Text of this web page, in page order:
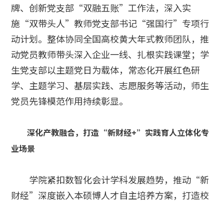
牌、创新党支部“双融五账”工作法，深入实
施“双带头人”教师党支部书记“强国行”专项行
动计划。整体协同全国高校黄大年式教师团队，推
动党员教师带头深入企业一线、扎根实践课堂；学
生党支部以主题党日为载体，常态化开展红色研
学、主题学习、基层实践、志愿服务等活动，师生
党员先锋模范作用持续彰显。
深化产教融合，打造“新财经+”实践育人立体化专
业场景
学院紧扣数智化会计学科发展趋势，推动“新
财经”深度嵌入本硕博人才自主培养方案，打造校